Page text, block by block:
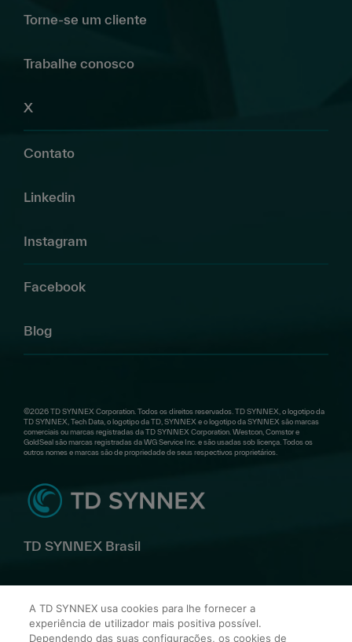
Torne-se um cliente
Trabalhe conosco
X
Contato
Linkedin
Instagram
Facebook
Blog
©2026 TD SYNNEX Corporation. Todos os direitos reservados. TD SYNNEX, o logotipo da
TD SYNNEX, Tech Data, o logotipo da TD, SYNNEX e o logotipo da SYNNEX são marcas
comerciais ou marcas registradas da TD SYNNEX Corporation. Westcon, Comstor e
GoldSeal são marcas registradas da WG Service Inc. e são usadas sob licença. Todos os
outros nomes e marcas são de propriedade de seus respectivos proprietários.
TD SYNNEX Brasil
Zip Code: 04726-170
A TD SYNNEX usa cookies para lhe fornecer a
experiência de utilizador mais positiva possível.
Dependendo das suas configurações, os cookies de